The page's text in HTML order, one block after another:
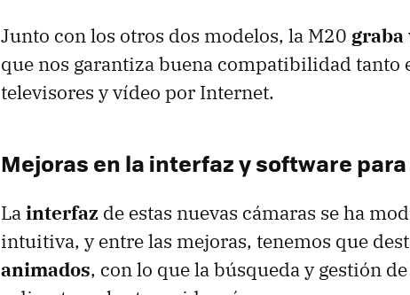
Junto con los otros dos modelos, la M20 graba
que nos garantiza buena compatibilidad tanto
televisores y vídeo por Internet.
Mejoras en la interfaz y software
Lainterfaz de estas nuevas cámaras se ha
intuitiva, y entre las mejoras, tenemos que
animados, con lo que la búsqueda y gestión